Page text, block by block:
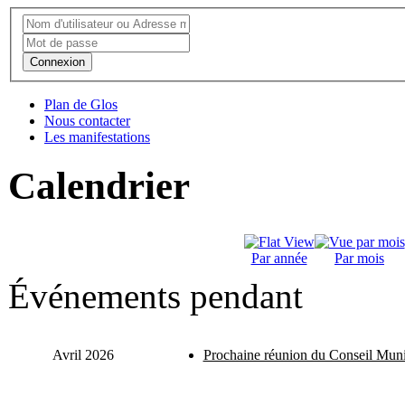
Connexion
Plan de Glos
Nous contacter
Les manifestations
Calendrier
Par année Par mois
Événements pendant
Avril 2026 Prochaine réunion du Conseil